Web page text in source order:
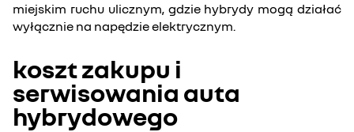
miejskim ruchu ulicznym, gdzie hybrydy mogą działać
wyłącznie na napędzie elektrycznym.
koszt zakupu i
serwisowania auta
hybrydowego